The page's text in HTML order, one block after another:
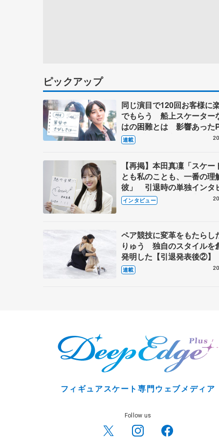
ピックアップ
同じ演目で120回お客様に
でもらう 船上スケーター
はの困難とは 影響あった
キャプテン松永さんの存在
連載
【再掲】本田真凜「スケー
とも私のことも、一番の理
彼」 引退時の単独インタ
で語った競技人生や家族、
これからの夢…
インタビュー
ペア競技に変革をもたらし
りゅう 独自のスタイルを
発明した【引退発表後②】
連載
フィギュアスケート専門ウェブメディア
Follow us